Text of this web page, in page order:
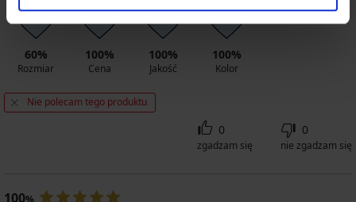
60%
Rozmiar
100%
Cena
100%
Jakość
100%
Kolor
Nie polecam tego produktu
0
zgadzam się
0
nie zgadzam się
100%